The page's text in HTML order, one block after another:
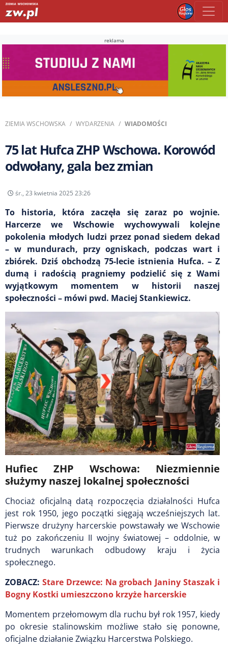
reklama
ZIEMIA WSCHOWSKA WYDARZENIA WIADOMOŚCI
75 lat Hufca ZHP Wschowa. Korowód
odwołany, gala bez zmian
śr., 23 kwietnia 2025 23:26
To historia, która zaczęła się zaraz po wojnie.
Harcerze we Wschowie wychowywali kolejne
pokolenia młodych ludzi przez ponad siedem dekad
– w mundurach, przy ogniskach, podczas wart i
zbiórek. Dziś obchodzą 75-lecie istnienia Hufca. – Z
dumą i radością pragniemy podzielić się z Wami
wyjątkowym momentem w historii naszej
społeczności – mówi pwd. Maciej Stankiewicz.
Hufiec ZHP Wschowa: Niezmiennie
służymy naszej lokalnej społeczności
Chociaż oficjalną datą rozpoczęcia działalności Hufca
jest rok 1950, jego początki sięgają wcześniejszych lat.
Pierwsze drużyny harcerskie powstawały we Wschowie
tuż po zakończeniu II wojny światowej – oddolnie, w
trudnych warunkach odbudowy kraju i życia
społecznego.
ZOBACZ: Stare Drzewce: Na grobach Janiny Staszak i
Bogny Kostki umieszczono krzyże harcerskie
Momentem przełomowym dla ruchu był rok 1957, kiedy
po okresie stalinowskim możliwe stało się ponowne,
oficjalne działanie Związku Harcerstwa Polskiego.